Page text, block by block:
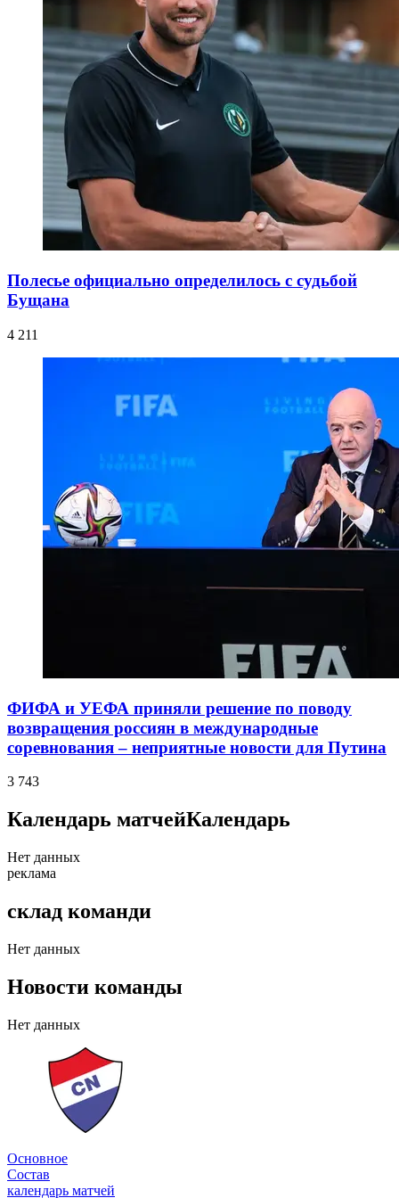
Полесье официально определилось с судьбой
Бущана
4 211
ФИФА и УЕФА приняли решение по поводу
возвращения россиян в международные
соревнования – неприятные новости для Путина
3 743
Календарь матчейКалендарь
Нет данных
реклама
склад команди
Нет данных
Новости команды
Нет данных
Трансферы
Основное
Состав
календарь матчей